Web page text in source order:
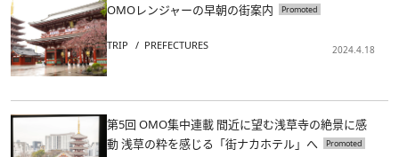
OMOレンジャーの早朝の街案内
TRIP PREFECTURES 2024.4.18
第5回 OMO集中連載 間近に望む浅草寺の絶景に感
動 浅草の粋を感じる「街ナカホテル」へ